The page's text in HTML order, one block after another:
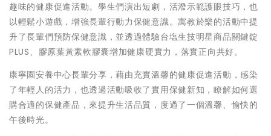
趣味的健康促進活動。學生們演出短劇，活潑示範護眼技巧，也
以輕鬆小遊戲，增強長輩行動力保健意識。寓教於樂的活動中提
升了長輩們預防保健意識，並透過體驗台塩生技明星商品關鍵錠
PLUS、膠原葉黃素軟膠囊增加健康硬實力，落實正向共好。
康寧園安養中心長輩分享，藉由充實溫馨的健康促進活動，感染
了年輕人的活力，也透過活動吸收了實用保健新知，瞭解如何選
購合適的保健產品，來提升生活品質，度過了一個溫馨、愉快的
午後時光。